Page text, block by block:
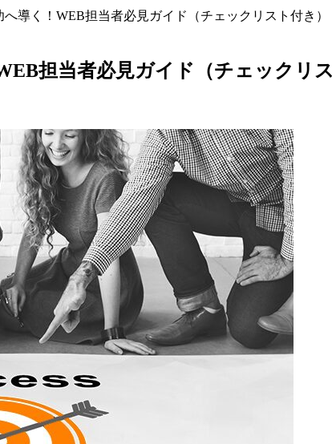
導く！WEB担当者必見ガイド（チェックリスト付き）
担当者必見ガイド（チェックリス